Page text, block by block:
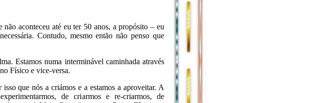
aconteceu até eu ter 50 anos, a propósito – eu
Contudo, mesmo então não penso que
Estamos numa interminável caminhada através
Físico e vice-versa.
que nós a criámos e a estamos a aproveitar. A
de criarmos e re-criarmos, de